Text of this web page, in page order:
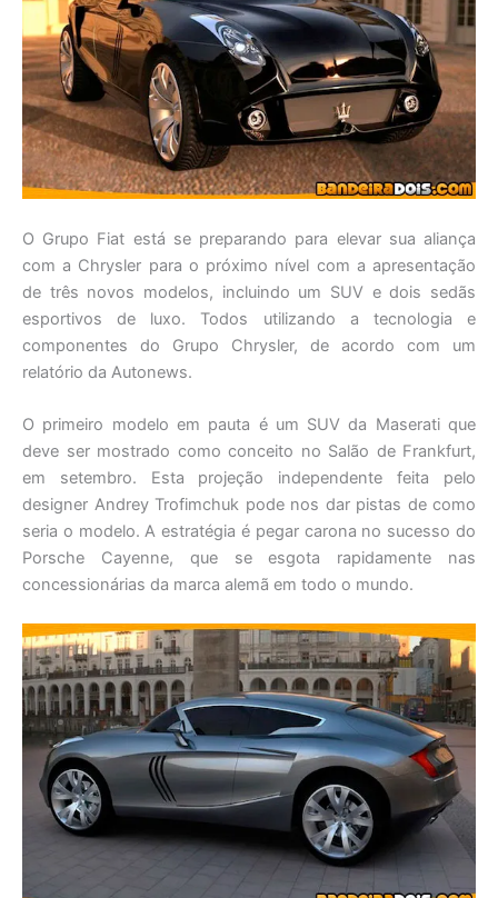
O Grupo Fiat está se preparando para elevar sua aliança
com a Chrysler para o próximo nível com a apresentação
de três novos modelos, incluindo um SUV e dois sedãs
esportivos de luxo. Todos utilizando a tecnologia e
componentes do Grupo Chrysler, de acordo com um
relatório da Autonews.
O primeiro modelo em pauta é um SUV da Maserati que
deve ser mostrado como conceito no Salão de Frankfurt,
em setembro. Esta projeção independente feita pelo
designer Andrey Trofimchuk pode nos dar pistas de como
seria o modelo. A estratégia é pegar carona no sucesso do
Porsche Cayenne, que se esgota rapidamente nas
concessionárias da marca alemã em todo o mundo.